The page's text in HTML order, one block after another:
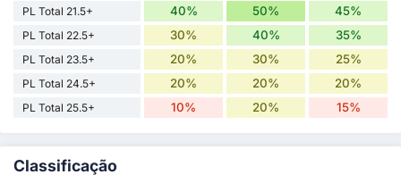
PL Total 21.5+ 40% 50% 45%
PL Total 22.5+ 30% 40% 35%
PL Total 23.5+ 20% 30% 25%
PL Total 24.5+ 20% 20% 20%
PL Total 25.5+ 10% 20% 15%
Classificação